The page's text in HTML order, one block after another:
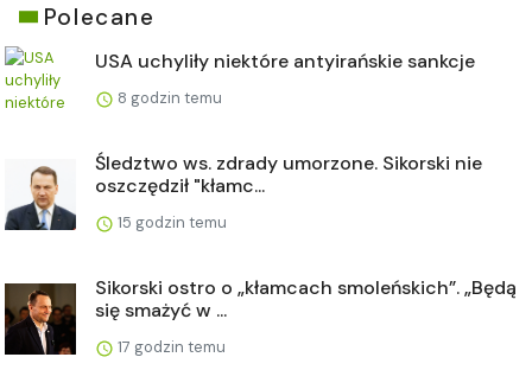
Polecane
USA uchyliły niektóre antyirańskie sankcje
8 godzin temu
Śledztwo ws. zdrady umorzone. Sikorski nie
oszczędził "kłamc...
15 godzin temu
Sikorski ostro o „kłamcach smoleńskich”. „Będą
się smażyć w ...
17 godzin temu